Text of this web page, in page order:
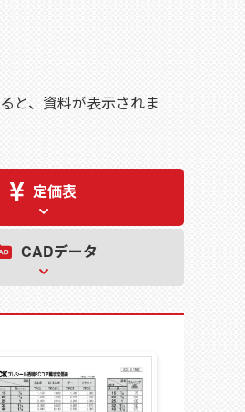
と、資料が表示されま
定価表
CADデータ